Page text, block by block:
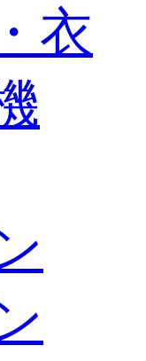
衣